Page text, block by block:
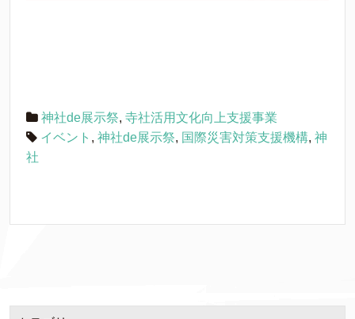
神社de展示祭, 寺社活用文化向上支援事業
イベント , 神社de展示祭, 国際災害対策支援機構, 神
社